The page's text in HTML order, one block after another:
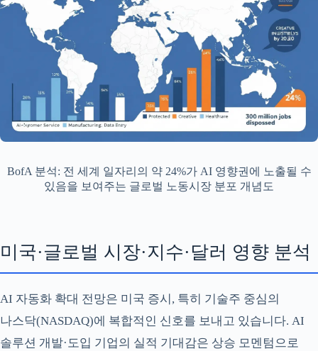
BofA 분석: 전 세계 일자리의 약 24%가 AI 영향권에 노출될 수
있음을 보여주는 글로벌 노동시장 분포 개념도
미국·글로벌 시장·지수·달러 영향 분석
AI 자동화 확대 전망은 미국 증시, 특히 기술주 중심의
나스닥(NASDAQ)에 복합적인 신호를 보내고 있습니다. AI
솔루션 개발·도입 기업의 실적 기대감은 상승 모멘텀으로